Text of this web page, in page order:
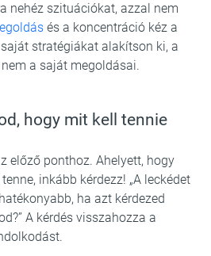
nehéz szituációkat, azzal nem
és a koncentráció kéz a
stratégiákat alakítson ki, a
a saját megoldásai.
hogy mit kell tennie
előző ponthoz. Ahelyett, hogy
inkább kérdezz! „A leckédet
ha azt kérdezed
A kérdés visszahozza a